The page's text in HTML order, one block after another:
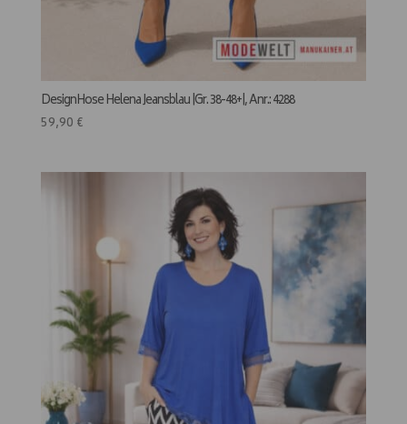
DesignHose Helena Jeansblau |Gr. 38-48+|, Anr.: 4288
59,90 €